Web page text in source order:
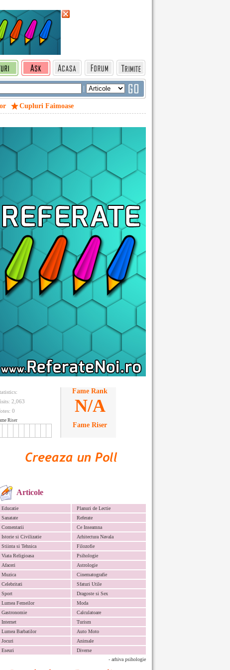
|
Cupluri Faimoase
2,063
0
Riser
Fame Rank
N/A
Fame Riser
Articole
Educatie
Planuri de Lectie
Sanatate
Referate
Comentarii
Ce Inseamna
Istorie si Civilizatie
Arhitectura Navala
Stiinta si Tehnica
Filozofie
Viata Religioasa
Psihologie
Afaceri
Astrologie
Muzica
Cinematografie
Celebritati
Sfaturi Utile
Sport
Dragoste si Sex
Lumea Femeilor
Moda
Gastronomie
Calculatoare
Internet
Turism
Lumea Barbatilor
Auto Moto
Jocuri
Animale
Eseuri
Diverse
- arhiva psihologie